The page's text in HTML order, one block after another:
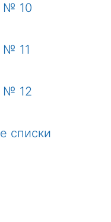
№ 10
№ 11
№ 12
списки